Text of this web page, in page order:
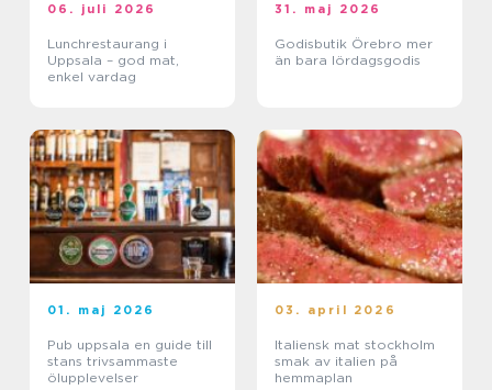
06. juli 2026
Lunchrestaurang i
Uppsala – god mat,
enkel vardag
31. maj 2026
Godisbutik Örebro mer
än bara lördagsgodis
01. maj 2026
Pub uppsala en guide till
stans trivsammaste
ölupplevelser
03. april 2026
Italiensk mat stockholm
smak av italien på
hemmaplan